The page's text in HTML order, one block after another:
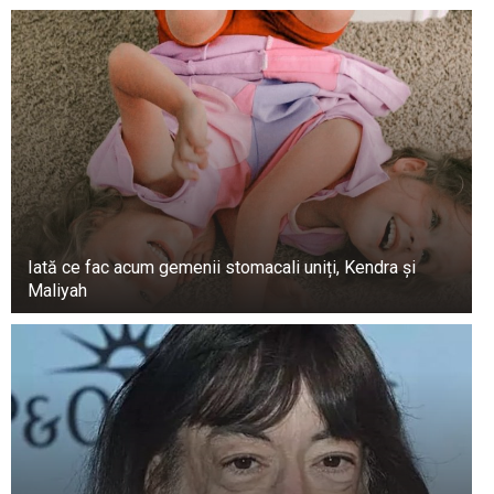
Semne mai puțin cunoscute ale unui atac de
cord la care ar trebui să fiți atenți.
Durerea în alte zone ale corpului, și anume
durerea în braț, gât, umăr, spate, gât, maxilar sau
stomac, poate apărea atunci când un blocaj într-
Iată ce fac acum gemenii stomacali uniți, Kendra și
Maliyah